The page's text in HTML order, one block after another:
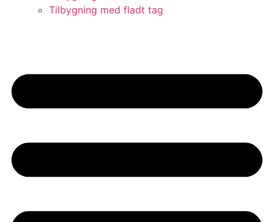
Tilbygning med fladt tag